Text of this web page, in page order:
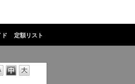
定額リスト